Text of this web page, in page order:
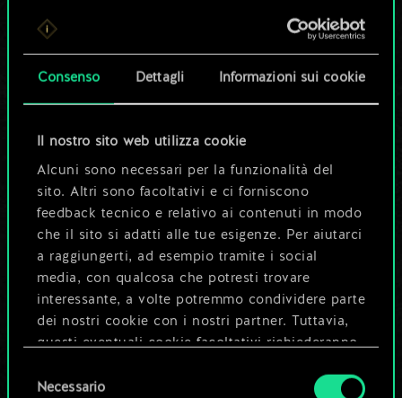
Consenso Dettagli Informazioni sui cookie
Il nostro sito web utilizza cookie
Alcuni sono necessari per la funzionalità del
sito. Altri sono facoltativi e ci forniscono
feedback tecnico e relativo ai contenuti in modo
che il sito si adatti alle tue esigenze. Per aiutarci
a raggiungerti, ad esempio tramite i social
media, con qualcosa che potresti trovare
interessante, a volte potremmo condividere parte
dei nostri cookie con i nostri partner. Tuttavia,
questi eventuali cookie facoltativi richiederanno
delNecessario
Per ora, è solo un
set di carte
condiviso.
Ma può diventare
molto altro!
Dai un nome al mazzo e crea una
guida
Modifica mazzo